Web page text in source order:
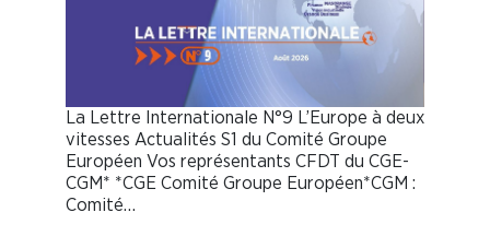
La Lettre Internationale N°9 L’Europe à deux
vitesses Actualités S1 du Comité Groupe
Européen Vos représentants CFDT du CGE-
CGM* *CGE Comité Groupe Européen*CGM :
Comité…